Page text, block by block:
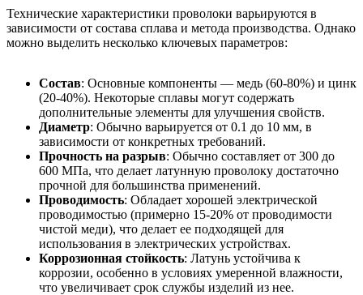
Технические характеристики проволоки варьируются в
зависимости от состава сплава и метода производства. Однако
можно выделить несколько ключевых параметров:
Состав: Основные компоненты — медь (60-80%) и цинк
(20-40%). Некоторые сплавы могут содержать
дополнительные элементы для улучшения свойств.
Диаметр: Обычно варьируется от 0.1 до 10 мм, в
зависимости от конкретных требований.
Прочность на разрыв: Обычно составляет от 300 до
600 МПа, что делает латунную проволоку достаточно
прочной для большинства применений.
Проводимость: Обладает хорошей электрической
проводимостью (примерно 15-20% от проводимости
чистой меди), что делает ее подходящей для
использования в электрических устройствах.
Коррозионная стойкость: Латунь устойчива к
коррозии, особенно в условиях умеренной влажности,
что увеличивает срок службы изделий из нее.